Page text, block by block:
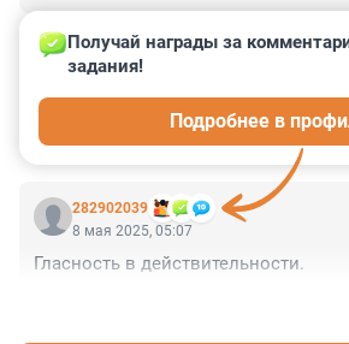
Гость
теперь медаль получат наверно-за
282902039
Получай награды за
задания!
Подробнее в
8 мая 2025, 05:07
Гласность в действительности.